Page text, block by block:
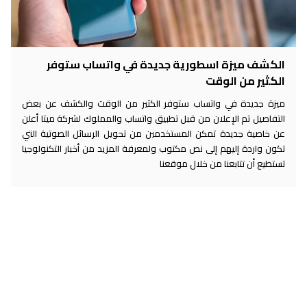
الكشف ميزة اسطورية جديدة في واتساب ستوفر
الكثير من الوقت
ميزة جديدة في واتساب ستوفر الكثير من الوقت والكشف عن بعض
التفاصيل تم الإعلان من قبل تطبيق واتساب والمملوك لشركة ميتا أعلن
عن خاصية جديدة تمكن المستخدمين من تحويل الرسائل الصوتية التي
تكون واردة إليهم إلى نص مكتوب ولمعرفة المزيد من أخبار التكنولوجيا
تستطيع أن تتابعنا من خلال موقعنا